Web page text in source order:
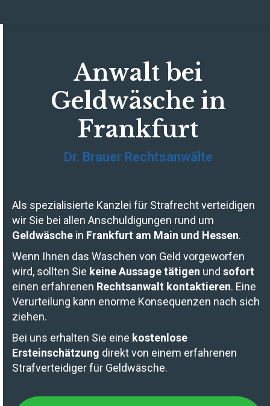
Anwalt bei
Geldwäsche in
Frankfurt
Dr. Brauer Rechtsanwälte
Als spezialisierte Kanzlei für Strafrecht verteidigen
wir Sie bei allen Anschuldigungen rund um
Geldwäsche in Frankfurt am Main und Hessen.
Wenn Ihnen das Waschen von Geld vorgeworfen
wird, sollten Sie keine Aussage tätigen und sofort
einen erfahrenen Rechtsanwalt kontaktieren. Eine
Verurteilung kann enorme Konsequenzen nach sich
ziehen.
Bei uns erhalten Sie eine kostenlose
Ersteinschätzung direkt von einem erfahrenen
Strafverteidiger für Geldwäsche.